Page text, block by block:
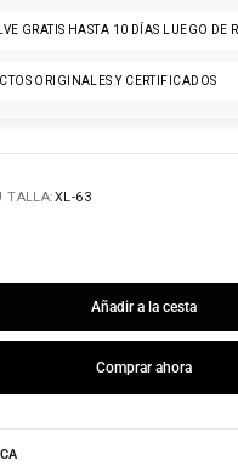
GRATIS HASTA 10 DÍAS LUEGO DE
ORIGINALES Y CERTIFICADOS
TALLA:XL-63
Añadir a la cesta
Comprar ahora